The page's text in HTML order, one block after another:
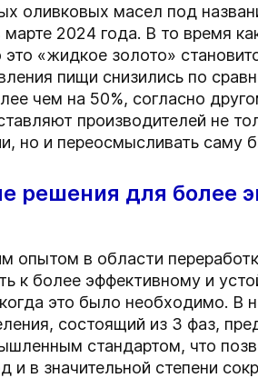
оливковых масел под
2024 года. В то время
«жидкое золото»
пищи снизились по
чем на 50%, согласно
производителей не
но и переосмысливать саму
решения для более
опытом в области
к более эффективному и
это было необходимо. В
состоящий из 3 фаз,
стандартом, что
и в значительной степени